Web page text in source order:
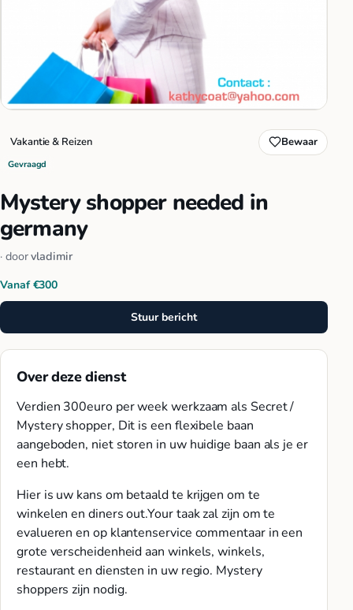
Vakantie & Reizen Bewaar
Gevraagd
Mystery shopper needed in
germany
· doorvladimir
Vanaf €300
Stuur bericht
Over deze dienst
Verdien 300euro per week werkzaam als Secret /
Mystery shopper, Dit is een flexibele baan
aangeboden, niet storen in uw huidige baan als je er
een hebt.
Hier is uw kans om betaald te krijgen om te
winkelen en diners out.Your taak zal zijn om te
evalueren en op klantenservice commentaar in een
grote verscheidenheid aan winkels, winkels,
restaurant en diensten in uw regio. Mystery
shoppers zijn nodig.